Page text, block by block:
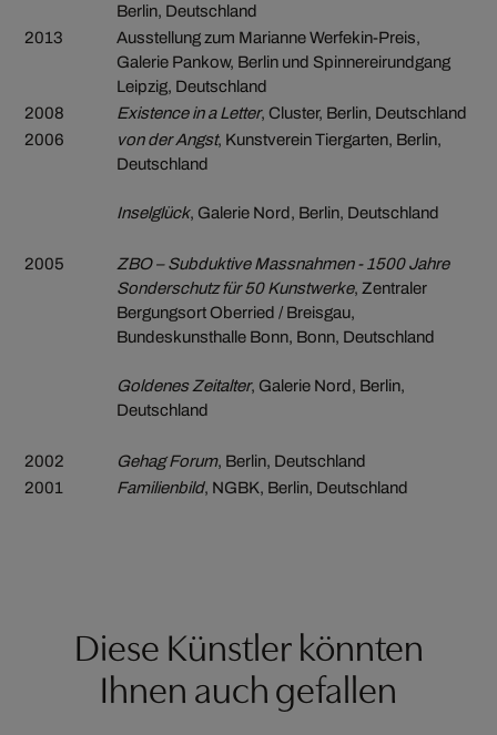
Berlin, Deutschland
2013
Ausstellung zum Marianne Werfekin-Preis,
Galerie Pankow, Berlin und Spinnereirundgang
Leipzig, Deutschland
2008
Existence in a Letter, Cluster, Berlin, Deutschland
2006
von der Angst, Kunstverein Tiergarten, Berlin,
Deutschland
Inselglück, Galerie Nord, Berlin, Deutschland
2005
ZBO – Subduktive Massnahmen - 1500 Jahre
Sonderschutz für 50 Kunstwerke, Zentraler
Bergungsort Oberried / Breisgau,
Bundeskunsthalle Bonn, Bonn, Deutschland
Goldenes Zeitalter, Galerie Nord, Berlin,
Deutschland
2002 Gehag Forum, Berlin, Deutschland
2001
Familienbild, NGBK, Berlin, Deutschland
Diese Künstler könnten
Ihnen auch gefallen